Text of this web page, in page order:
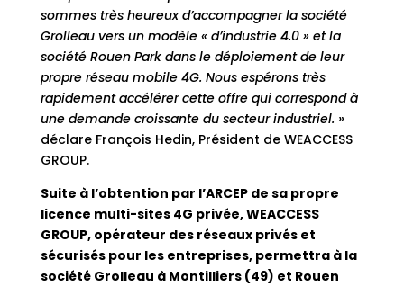
sommes très heureux d’accompagner la société
Grolleau vers un modèle « d’industrie 4.0 » et la
société Rouen Park dans le déploiement de leur
propre réseau mobile 4G. Nous espérons très
rapidement accélérer cette offre qui correspond à
une demande croissante du secteur industriel. »
déclare François Hedin, Président de WEACCESS
GROUP.
Suite à l’obtention par l’ARCEP de sa propre
licence multi-sites 4G privée, WEACCESS
GROUP, opérateur des réseaux privés et
sécurisés pour les entreprises, permettra à la
société Grolleau à Montilliers (49) et Rouen